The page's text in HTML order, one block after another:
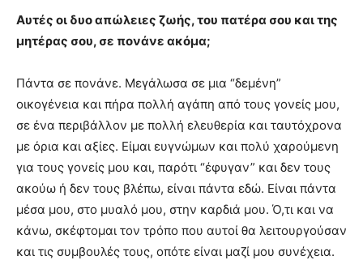
Αυτές οι δυο απώλειες ζωής, του πατέρα σου και της
μητέρας σου, σε πονάνε ακόμα;
Πάντα σε πονάνε. Μεγάλωσα σε μια “δεμένη”
οικογένεια και πήρα πολλή αγάπη από τους γονείς μου,
σε ένα περιβάλλον με πολλή ελευθερία και ταυτόχρονα
με όρια και αξίες. Είμαι ευγνώμων και πολύ χαρούμενη
για τους γονείς μου και, παρότι “έφυγαν” και δεν τους
ακούω ή δεν τους βλέπω, είναι πάντα εδώ. Είναι πάντα
μέσα μου, στο μυαλό μου, στην καρδιά μου. Ό,τι και να
κάνω, σκέφτομαι τον τρόπο που αυτοί θα λειτουργούσαν
και τις συμβουλές τους, οπότε είναι μαζί μου συνέχεια.